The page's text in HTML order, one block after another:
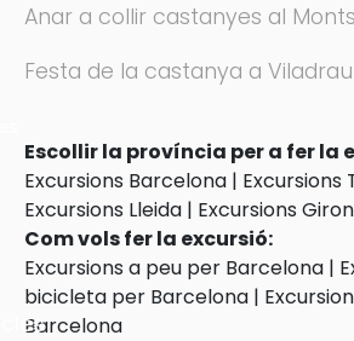
Anar a collir castanyes al
Festa de la castanya a Viladrau
Escollir la província per a fer la
Excursions Barcelona | Excursions
Excursions Lleida | Excursions
Com vols fer la excursió:
Excursions a peu per Barcelona |
bicicleta per Barcelona |
Barcelona